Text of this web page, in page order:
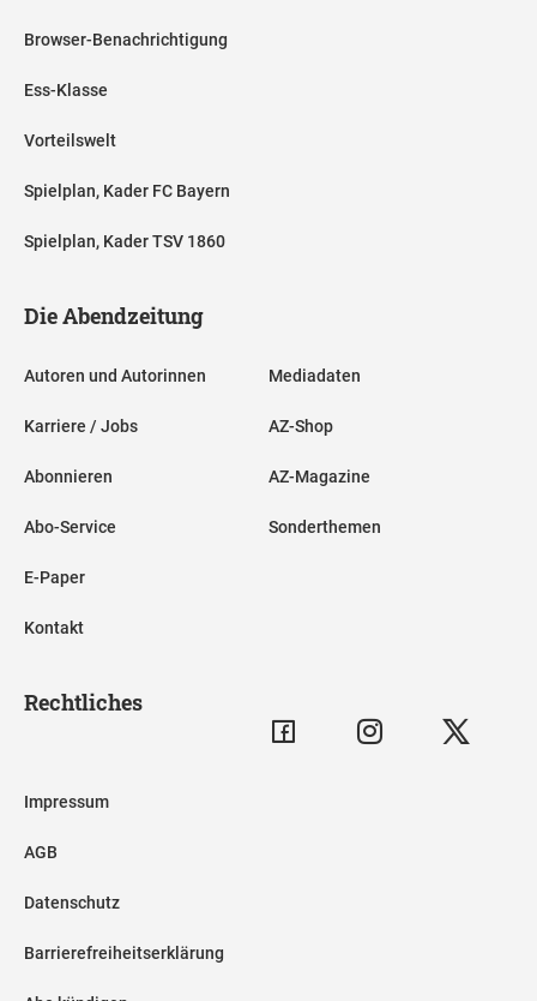
Browser-Benachrichtigung
Ess-Klasse
Vorteilswelt
Spielplan, Kader FC Bayern
Spielplan, Kader TSV 1860
Die Abendzeitung
Autoren und Autorinnen
Karriere / Jobs
Abonnieren
Abo-Service
E-Paper
Kontakt
Mediadaten
AZ-Shop
AZ-Magazine
Sonderthemen
Rechtliches
Impressum
AGB
Datenschutz
Barrierefreiheitserklärung